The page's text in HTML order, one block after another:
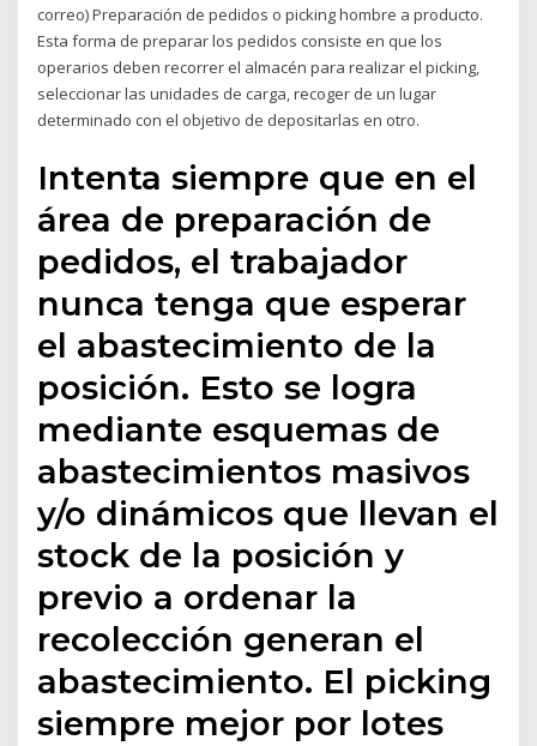
correo) Preparación de pedidos o picking hombre a producto.
Esta forma de preparar los pedidos consiste en que los
operarios deben recorrer el almacén para realizar el picking,
seleccionar las unidades de carga, recoger de un lugar
determinado con el objetivo de depositarlas en otro.
Intenta siempre que en el
área de preparación de
pedidos, el trabajador
nunca tenga que esperar
el abastecimiento de la
posición. Esto se logra
mediante esquemas de
abastecimientos masivos
y/o dinámicos que llevan el
stock de la posición y
previo a ordenar la
recolección generan el
abastecimiento. El picking
siempre mejor por lotes